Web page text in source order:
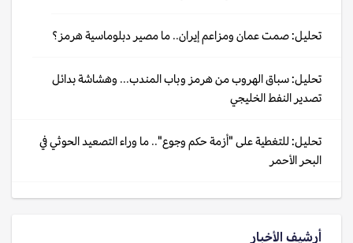
تحليل: صمت عمان ومزاعم إيران.. ما مصير دبلوماسية هرمز؟
تحليل: سباق الهروب من هرمز وباب المندب... وهشاشة بدائل
تصدير النفط الخليجي
تحليل: للتغطية على "أزمة حكم وجوع".. ما وراء التصعيد الحوثي في
البحر الأحمر
أرشيف الأخبار